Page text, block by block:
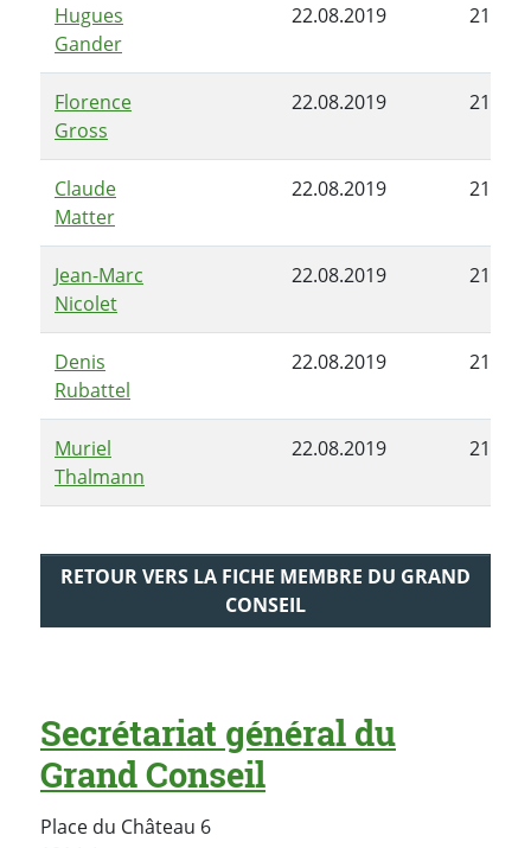
Hugues
Gander
22.08.2019
Florence
Gross
22.08.2019
Claude
Matter
22.08.2019
Jean-Marc
Nicolet
22.08.2019
Denis
Rubattel
22.08.2019
Muriel
Thalmann
22.08.2019
RETOUR VERS LA FICHE MEMBRE DU GRAND
CONSEIL
Secrétariat général du
Grand Conseil
Place du Château 6